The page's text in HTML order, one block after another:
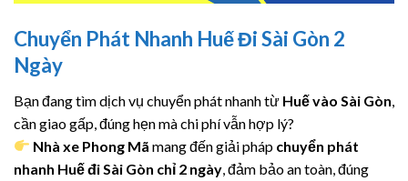
Chuyển Phát Nhanh Huế Đi Sài Gòn 2
Ngày
Bạn đang tìm dịch vụ chuyển phát nhanh từ Huế vào Sài Gòn
cần giao gấp, đúng hẹn mà chi phí vẫn hợp lý?
Nhà xe Phong Mã mang đến giải pháp chuyển phát
nhanh Huế đi Sài Gòn chỉ 2 ngày , đảm bảo an toàn, đúng